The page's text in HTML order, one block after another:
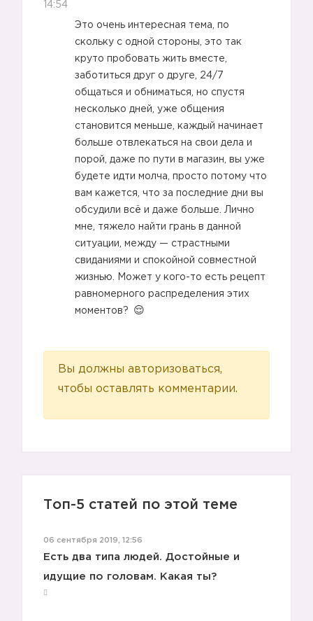
✅
14:54
Это очень интересная тема, по
скольку с одной стороны, это так
круто пробовать жить вместе,
заботиться друг о друге, 24/7
общаться и обниматься, но спустя
несколько дней, уже общения
становится меньше, каждый начинает
больше отвлекаться на свои дела и
порой, даже по пути в магазин, вы уже
будете идти молча, просто потому что
вам кажется, что за последние дни вы
обсудили всё и даже больше. Лично
мне, тяжело найти грань в данной
ситуации, между — страстными
свиданиями и спокойной совместной
жизнью. Может у кого-то есть рецепт
равномерного распределения этих
моментов?
Вы должны авторизоваться,
чтобы оставлять комментарии.
Топ-5 статей по этой теме
06 сентября 2019, 12:56
Есть два типа людей. Достойные и
идущие по головам. Какая ты?